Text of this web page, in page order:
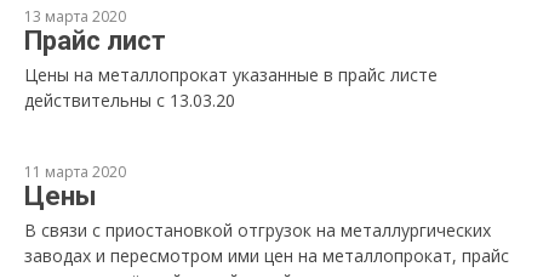
13 марта 2020
Прайс лист
Цены на металлопрокат указанные в прайс листе
действительны с 13.03.20
11 марта 2020
Цены
В связи с приостановкой отгрузок на металлургических
заводах и пересмотром ими цен на металлопрокат, прайс